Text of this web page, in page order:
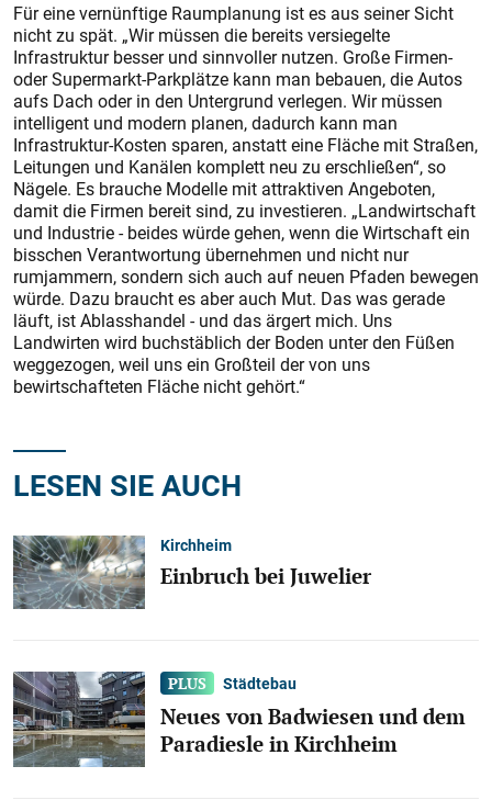
Für eine vernünftige Raumplanung ist es aus seiner Sicht
nicht zu spät. „Wir müssen die bereits versiegelte
Infrastruktur besser und sinnvoller nutzen. Große Firmen-
oder Supermarkt-Parkplätze kann man bebauen, die Autos
aufs Dach oder in den Untergrund verlegen. Wir müssen
intelligent und modern planen, dadurch kann man
Infrastruktur-Kosten sparen, anstatt eine Fläche mit Straßen,
Leitungen und Kanälen komplett neu zu erschließen“, so
Nägele. Es brauche Modelle mit attraktiven Angeboten,
damit die Firmen bereit sind, zu investieren. „Landwirtschaft
und Industrie - beides würde gehen, wenn die Wirtschaft ein
bisschen Verantwortung übernehmen und nicht nur
rumjammern, sondern sich auch auf neuen Pfaden bewegen
würde. Dazu braucht es aber auch Mut. Das was gerade
läuft, ist Ablasshandel - und das ärgert mich. Uns
Landwirten wird buchstäblich der Boden unter den Füßen
weggezogen, weil uns ein Großteil der von uns
bewirtschafteten Fläche nicht gehört.“
LESEN SIE AUCH
Kirchheim
Einbruch bei Juwelier
Städtebau
Neues von Badwiesen und dem
Paradiesle in Kirchheim